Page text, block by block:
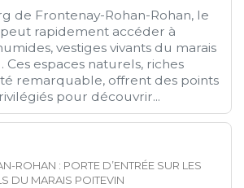
de Frontenay-Rohan-Rohan, le
rapidement accéder à
vestiges vivants du marais
Ces espaces naturels, riches
remarquable, offrent des points
pour découvrir...
ROHAN : PORTE D’ENTRÉE SUR LES
DU MARAIS POITEVIN